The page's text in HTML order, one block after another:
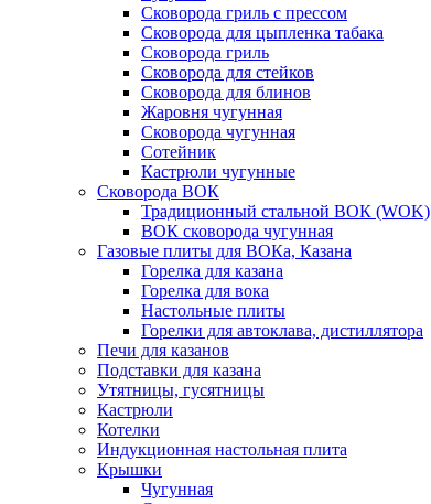
Сковорода гриль с прессом
Сковорода для цыпленка табака
Сковорода гриль
Сковорода для стейков
Сковорода для блинов
Жаровня чугунная
Сковорода чугунная
Сотейник
Кастрюли чугунные
Сковорода ВОК
Традиционный стальной ВОК (WOK)
ВОК сковорода чугунная
Газовые плиты для ВОКа, Казана
Горелка для казана
Горелка для вока
Настольные плиты
Горелки для автоклава, дистиллятора
Печи для казанов
Подставки для казана
Утятницы, гусятницы
Кастрюли
Котелки
Индукционная настольная плита
Крышки
Чугунная